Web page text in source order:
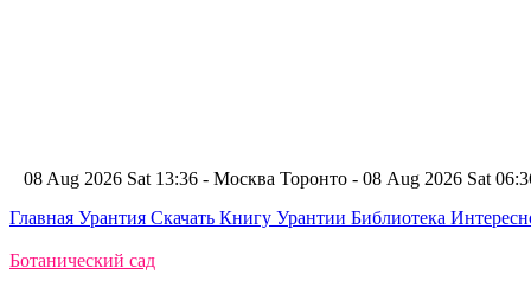
08 Aug 2026 Sat 13:36 - Москва Торонто - 08 Aug 2026 Sat
Главная Урантия Скачать Книгу Урантии Библиотека
Ботанический сад